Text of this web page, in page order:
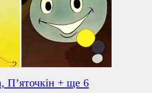
П’яточкін + ще 6